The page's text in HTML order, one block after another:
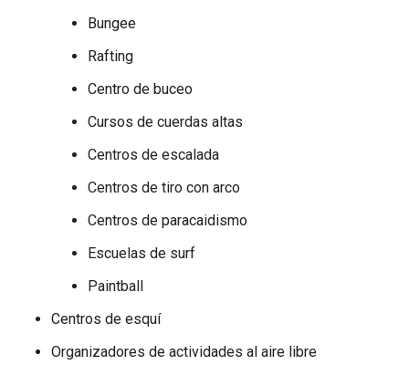
Bungee
Rafting
Centro de buceo
Cursos de cuerdas altas
Centros de escalada
Centros de tiro con arco
Centros de paracaidismo
Escuelas de surf
Paintball
Centros de esquí
Organizadores de actividades al aire libre